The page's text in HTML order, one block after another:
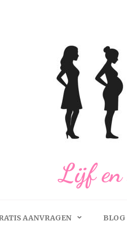
Lijf
AANVRAGEN BLOG